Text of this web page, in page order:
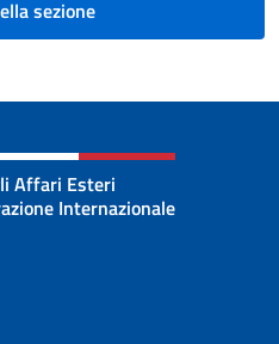
sezione
Affari Esteri
Internazionale